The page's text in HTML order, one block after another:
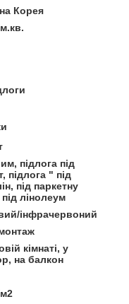
Корея
підлога під
підлога " під
під паркетну
лінолеум
інфрачервоний
кімнаті, у
на балкон